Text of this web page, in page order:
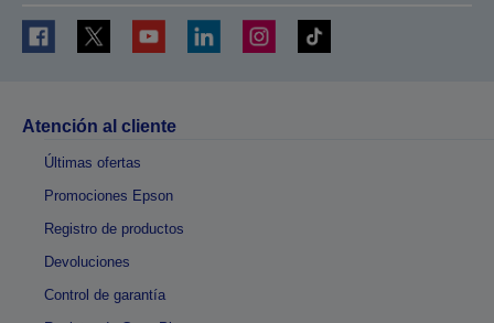
Atención al cliente
Últimas ofertas
Promociones Epson
Registro de productos
Devoluciones
Control de garantía